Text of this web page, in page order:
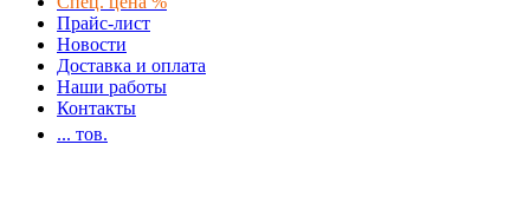
Прайс-лист
Новости
Доставка и оплата
Наши работы
Контакты
... тов.